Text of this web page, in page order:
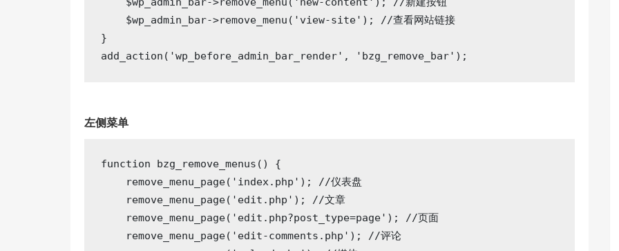
    $wp_admin_bar->remove_menu(
'view-site' ); //查看网站链接
}
add_action( 'wp_before_admin_bar_render' , 'bzg_remove_bar' );
左侧菜单
function bzg_remove_menus ()
{
    remove_menu_page(
'index.php' ); //仪表盘
    remove_menu_page(
'edit.php' ); //文章
    remove_menu_page(
'edit.php?post_type=page' ); //页面
    remove_menu_page(
'edit-comments.php' ); //评论